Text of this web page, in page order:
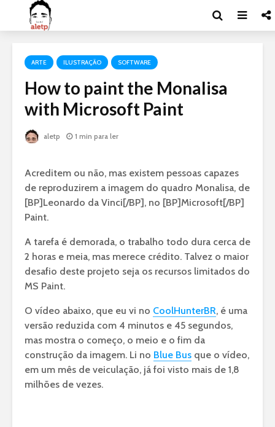
ARTE ILUSTRAÇÃO SOFTWARE
How to paint the Monalisa
with Microsoft Paint
aletp 1 min para ler
Acreditem ou não, mas existem pessoas capazes
de reproduzirem a imagem do quadro Monalisa, de
[BP]Leonardo da Vinci[/BP], no [BP]Microsoft[/BP]
Paint.
A tarefa é demorada, o trabalho todo dura cerca de
2 horas e meia, mas merece crédito. Talvez o maior
desafio deste projeto seja os recursos limitados do
MS Paint.
O vídeo abaixo, que eu vi no CoolHunterBR, é uma
versão reduzida com 4 minutos e 45 segundos,
mas mostra o começo, o meio e o fim da
construção da imagem. Li no Blue Bus que o vídeo,
em um mês de veiculação, já foi visto mais de 1,8
milhões de vezes.